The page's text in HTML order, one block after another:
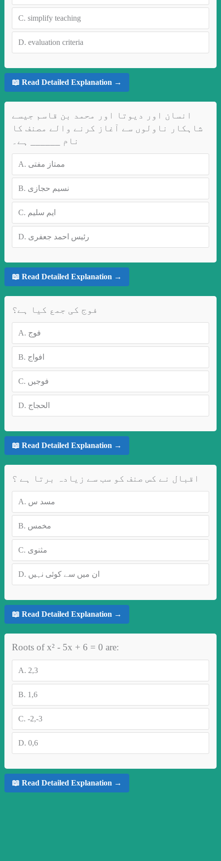
C. simplify teaching
D. evaluation criteria
📖 Read Detailed Explanation →
انسان اور دیوتا اور محمد بن قاسم جیسے
شاہکار ناولوں سے آغاز کرنے والے مصنف کا
نام ______ ہے۔
A. ممتاز مفتی
B. نسیم حجازی
C. ایم سلیم
D. رئیس احمد جعفری
📖 Read Detailed Explanation →
فوج کی جمع کیا ہے؟
A. فوج
B. افواج
C. فوجیں
D. الحجاج
📖 Read Detailed Explanation →
اقبال نے کس صنف کو سب سے زیادہ برتا ہے ؟
A. مسد س
B. مخمس
C. مثنوی
D. ان میں سے کوئی نہیں
📖 Read Detailed Explanation →
Roots of x² - 5x + 6 = 0 are:
A. 2,3
B. 1,6
C. -2,-3
D. 0,6
📖 Read Detailed Explanation →